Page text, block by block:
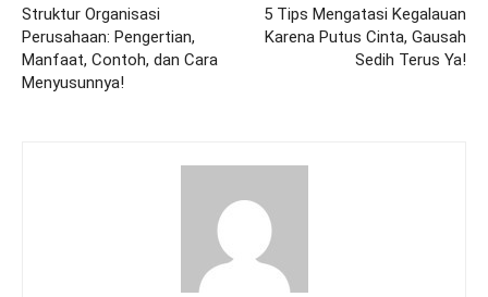
Struktur Organisasi
Perusahaan: Pengertian,
Manfaat, Contoh, dan Cara
Menyusunnya!
5 Tips Mengatasi Kegalauan
Karena Putus Cinta, Gausah
Sedih Terus Ya!